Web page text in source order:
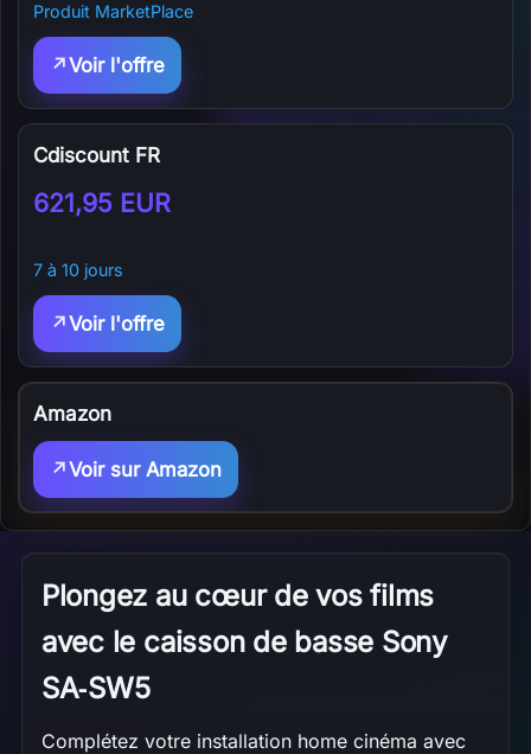
Produit MarketPlace
Voir l'offre
Cdiscount FR
621,95 EUR
7 à 10 jours
Voir l'offre
Amazon
Voir sur Amazon
Plongez au cœur de vos films
avec le caisson de basse Sony
SA‑SW5
Complétez votre installation home cinéma avec